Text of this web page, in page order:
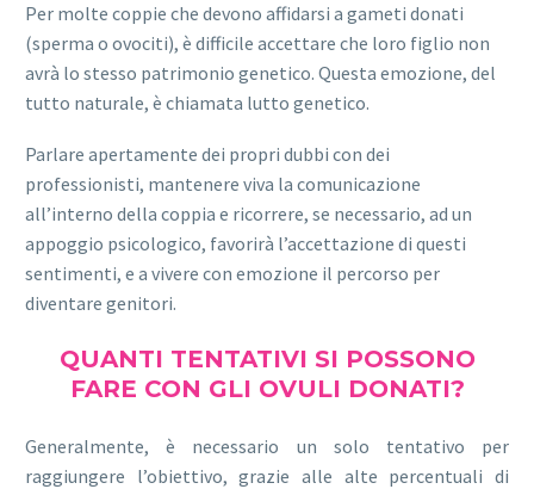
Per molte coppie che devono affidarsi a gameti donati
(sperma o ovociti), è difficile accettare che loro figlio non
avrà lo stesso patrimonio genetico. Questa emozione, del
tutto naturale, è chiamata lutto genetico.
Parlare apertamente dei propri dubbi con dei
professionisti, mantenere viva la comunicazione
all’interno della coppia e ricorrere, se necessario, ad un
appoggio psicologico, favorirà l’accettazione di questi
sentimenti, e a vivere con emozione il percorso per
diventare genitori.
QUANTI TENTATIVI SI POSSONO
FARE CON GLI OVULI DONATI?
Generalmente, è necessario un solo tentativo per
raggiungere l’obiettivo, grazie alle alte percentuali di